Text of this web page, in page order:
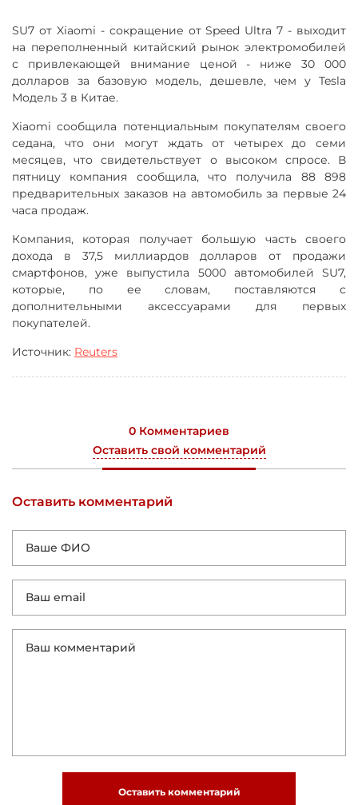
SU7 от Xiaomi - сокращение от Speed Ultra 7 - выходит
на переполненный китайский рынок электромобилей
с привлекающей внимание ценой - ниже 30 000
долларов за базовую модель, дешевле, чем у Tesla
Модель 3 в Китае.
Xiaomi сообщила потенциальным покупателям своего
седана, что они могут ждать от четырех до семи
месяцев, что свидетельствует о высоком спросе. В
пятницу компания сообщила, что получила 88 898
предварительных заказов на автомобиль за первые 24
часа продаж.
Компания, которая получает большую часть своего
дохода в 37,5 миллиардов долларов от продажи
смартфонов, уже выпустила 5000 автомобилей SU7,
которые, по ее словам, поставляются с
дополнительными аксессуарами для первых
покупателей.
Источник: Reuters
0 Комментариев
Оставить свой комментарий
Оставить комментарий
Оставить комментарий